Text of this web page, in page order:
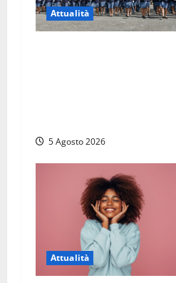
Attualità
5 Agosto 2026
Attualità